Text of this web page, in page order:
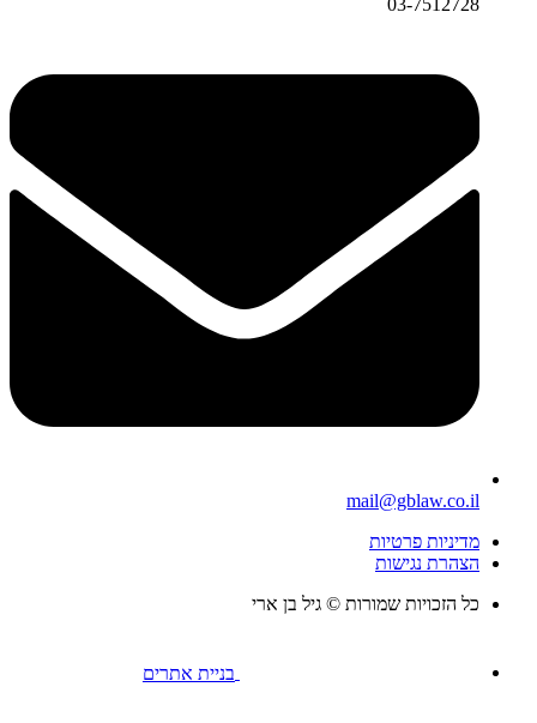
mail@gblaw.co.il
מדיניות פרטיות
הצהרת נגישות
כל הזכויות שמורות © גיל בן ארי
בניית אתרים